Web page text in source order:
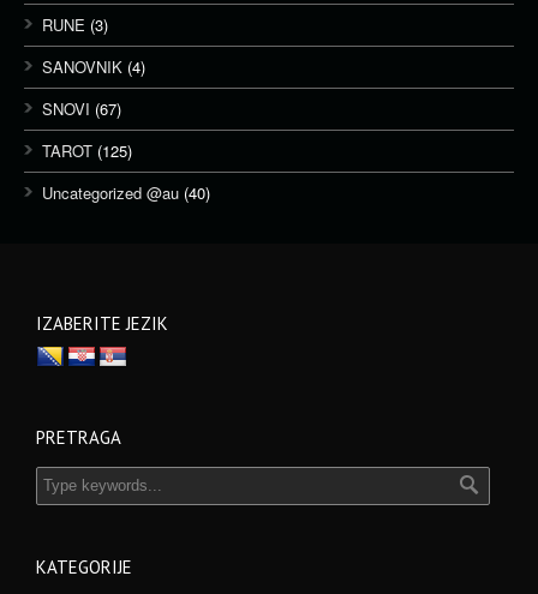
RUNE (3)
SANOVNIK (4)
SNOVI (67)
TAROT (125)
Uncategorized @au (40)
IZABERITE JEZIK
PRETRAGA
KATEGORIJE